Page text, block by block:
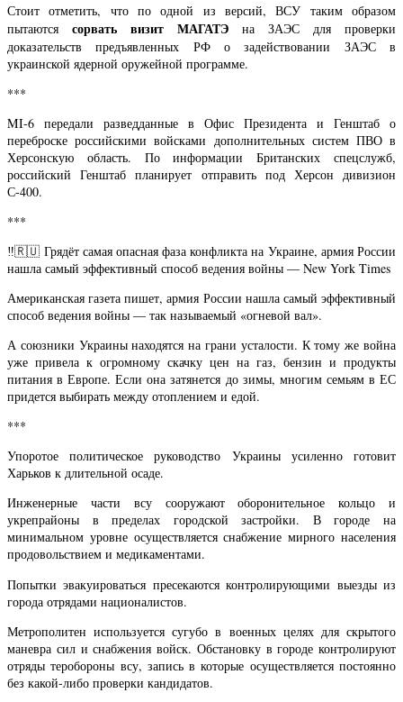
Стоит отметить, что по одной из версий, ВСУ таким образом
пытаются сорвать визит МАГАТЭ на ЗАЭС для проверки
доказательств предъявленных РФ о задействовании ЗАЭС в
украинской ядерной оружейной программе.
***
MI-6 передали разведданные в Офис Президента и Генштаб о
переброске российскими войсками дополнительных систем ПВО в
Херсонскую область. По информации Британских спецслужб,
российский Генштаб планирует отправить под Херсон дивизион
С-400.
***
‼️🇷🇺 Грядёт самая опасная фаза конфликта на Украине, армия России
нашла самый эффективный способ ведения войны — New York Times
Американская газета пишет, армия России нашла самый эффективный
способ ведения войны — так называемый «огневой вал».
А союзники Украины находятся на грани усталости. К тому же война
уже привела к огромному скачку цен на газ, бензин и продукты
питания в Европе. Если она затянется до зимы, многим семьям в ЕС
придется выбирать между отоплением и едой.
***
Упоротое политическое руководство Украины усиленно готовит
Харьков к длительной осаде.
Инженерные части всу сооружают оборонительное кольцо и
укрепрайоны в пределах городской застройки. В городе на
минимальном уровне осуществляется снабжение мирного населения
продовольствием и медикаментами.
Попытки эвакуироваться пресекаются контролирующими выезды из
города отрядами националистов.
Метрополитен используется сугубо в военных целях для скрытого
маневра сил и снабжения войск. Обстановку в городе контролируют
отряды теробороны всу, запись в которые осуществляется постоянно
без какой-либо проверки кандидатов.